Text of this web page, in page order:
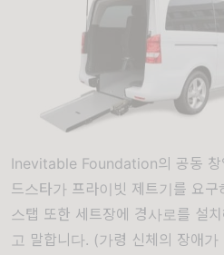
Inevitable Foundation의 공동
드스타가 프라이빗 제트기를 요
스탭 또한 세트장에 경사로를 설
고 말합니다. (가령 신체의 장애